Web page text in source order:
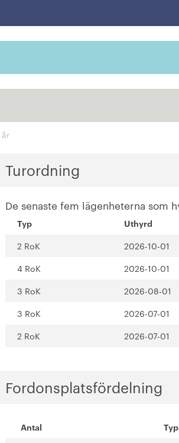
Turordning
De senaste fem lägenheterna som
Typ Uthyrd
2 RoK 2026-10-01
4 RoK
2026-10-01
3 RoK
2026-08-01
3 RoK
2026-07-01
2 RoK
2026-07-01
Fordonsplatsfördelning
Antal Typ